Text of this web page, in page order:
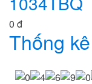
0 đ
Thống